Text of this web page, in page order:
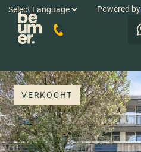
Powered by
VERKOCHT